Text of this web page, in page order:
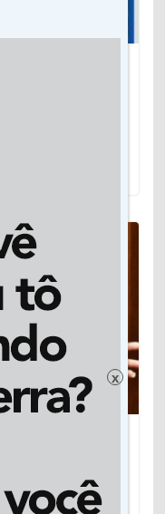
avenida
terça-
da BR-163
x